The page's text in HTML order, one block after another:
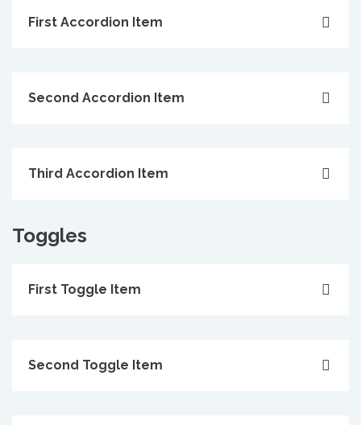
First Accordion Item
Second Accordion Item
Third Accordion Item
Toggles
First Toggle Item
Second Toggle Item